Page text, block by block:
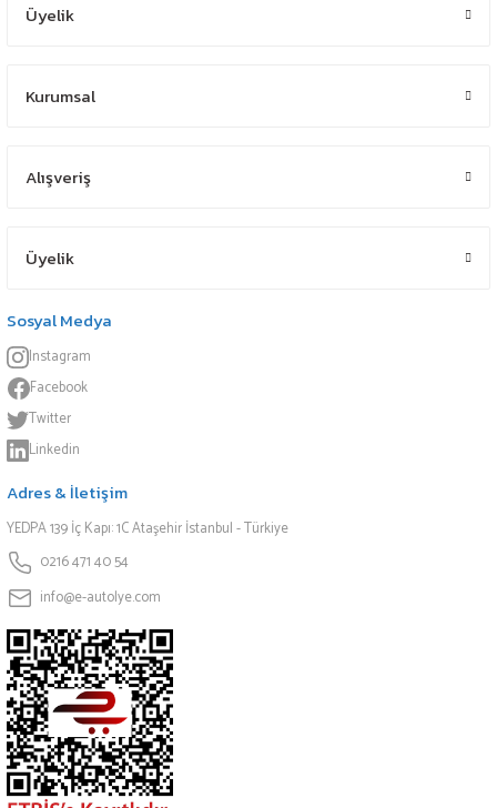
Üyelik
Kurumsal
Alışveriş
Üyelik
Sosyal Medya
Instagram
Facebook
Twitter
Linkedin
Adres & İletişim
YEDPA 139 İç Kapı: 1C Ataşehir İstanbul - Türkiye
0216 471 40 54
info@e-autolye.com